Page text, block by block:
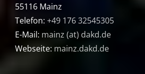
55116 Mainz
Telefon: +49 176 32545305
E-Mail: mainz (at) dakd.de
Webseite: mainz.dakd.de